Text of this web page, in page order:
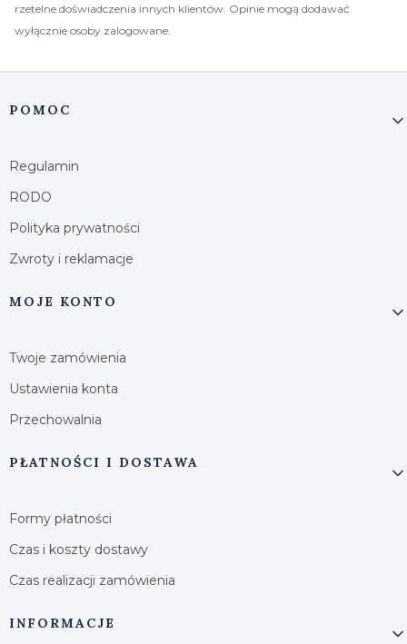
rzetelne doświadczenia innych klientów. Opinie mogą dodawać
wyłącznie osoby zalogowane.
Linki w stopce
POMOC
Regulamin
RODO
Polityka prywatności
Zwroty i reklamacje
MOJE KONTO
Twoje zamówienia
Ustawienia konta
Przechowalnia
PŁATNOŚCI I DOSTAWA
Formy płatności
Czas i koszty dostawy
Czas realizacji zamówienia
INFORMACJE